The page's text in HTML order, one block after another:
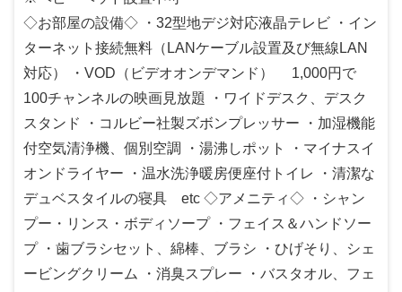
◇お部屋の設備◇ ・32型地デジ対応液晶テレビ ・イン
ターネット接続無料（LANケーブル設置及び無線LAN
対応） ・VOD（ビデオオンデマンド） 1,000円で
100チャンネルの映画見放題 ・ワイドデスク、デスク
スタンド ・コルビー社製ズボンプレッサー ・加湿機能
付空気清浄機、個別空調 ・湯沸しポット ・マイナスイ
オンドライヤー ・温水洗浄暖房便座付トイレ ・清潔な
デュベスタイルの寝具 etc ◇アメニティ◇ ・シャン
プー・リンス・ボディソープ ・フェイス＆ハンドソー
プ ・歯ブラシセット、綿棒、ブラシ ・ひげそり、シェ
ービングクリーム ・消臭スプレー ・バスタオル、フェ